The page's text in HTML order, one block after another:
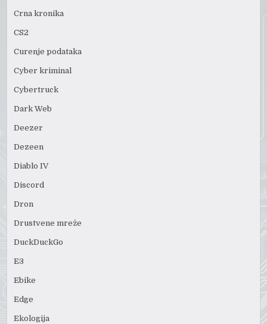
Crna kronika
CS2
Curenje podataka
Cyber kriminal
Cybertruck
Dark Web
Deezer
Dezeen
Diablo IV
Discord
Dron
Drustvene mreže
DuckDuckGo
E3
Ebike
Edge
Ekologija